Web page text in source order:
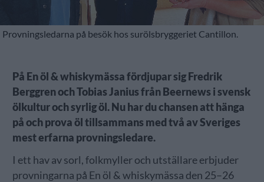
Provningsledarna på besök hos surölsbryggeriet Cantillon.
På En öl & whiskymässa fördjupar sig Fredrik
Berggren och Tobias Janius från Beernews i svensk
ölkultur och syrlig öl. Nu har du chansen att hänga
på och prova öl tillsammans med två av Sveriges
mest erfarna provningsledare.
I ett hav av sorl, folkmyller och utställare erbjuder
provningarna på En öl & whiskymässa den 25–26